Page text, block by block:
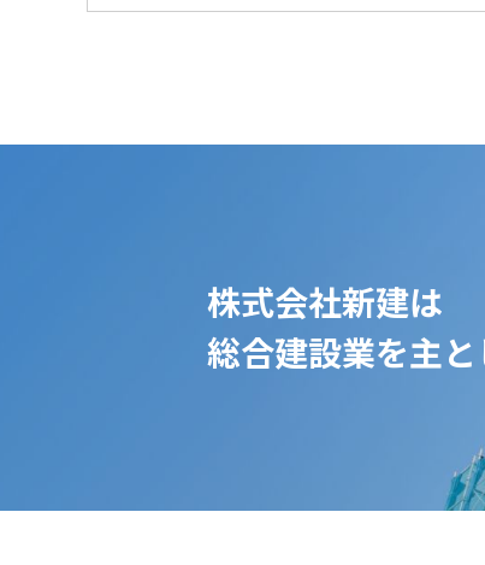
株式会社新建は
総合建設業を主と